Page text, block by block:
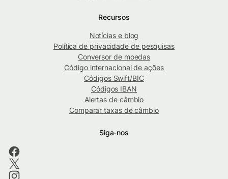
Recursos
Notícias e blog
Política de privacidade de pesquisas
Conversor de moedas
Código internacional de ações
Códigos Swift/BIC
Códigos IBAN
Alertas de câmbio
Comparar taxas de câmbio
Siga-nos